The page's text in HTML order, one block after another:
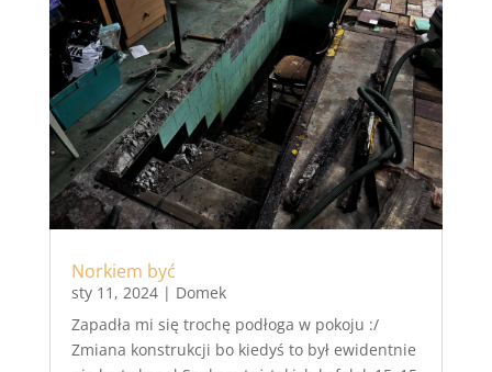
Norkiem być
sty 11, 2024| Domek
Zapadła mi się trochę podłoga w pokoju :/
Zmiana konstrukcji bo kiedyś to był ewidentnie